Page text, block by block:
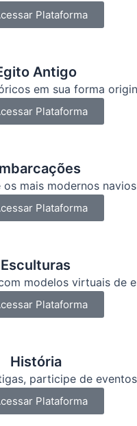
Plataforma
Antigo
em sua forma
Plataforma
mais modernos
Plataforma
Esculturas
modelos virtuais de
Plataforma
História
participe de
Plataforma